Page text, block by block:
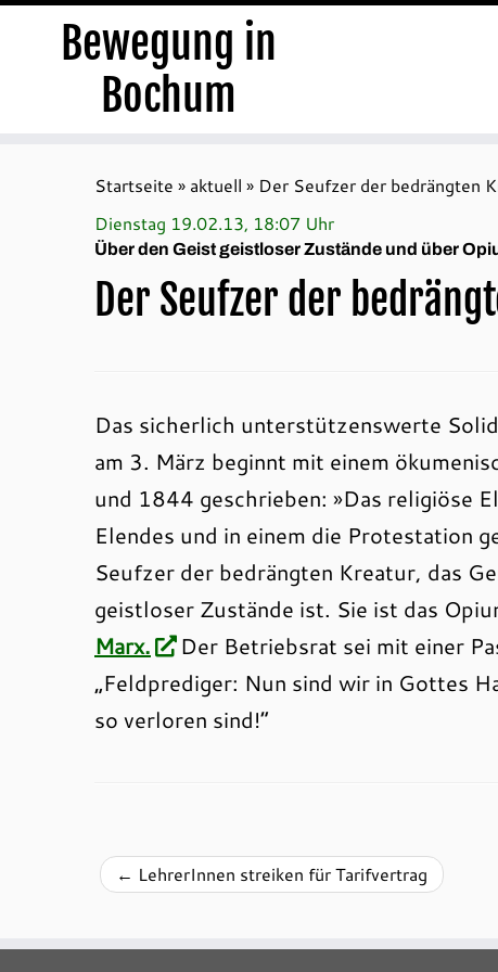
Bewegung in
Bochum
Startseite » aktuell » Der Seufzer der bedrängten
Dienstag 19.02.13, 18:07 Uhr
Über den Geist geistloser Zustände und über
Der Seufzer der
Das sicherlich unterstützenswerte
am 3. März beginnt mit einem
und 1844 geschrieben: »Das religiöse
Elendes und in einem die Protestation
Seufzer der bedrängten Kreatur, das
geistloser Zustände ist. Sie ist das
Marx.
Der Betriebsrat sei mit einer
„Feldprediger: Nun sind wir in Gottes
so verloren sind!“
← LehrerInnen streiken für Tarifvertrag